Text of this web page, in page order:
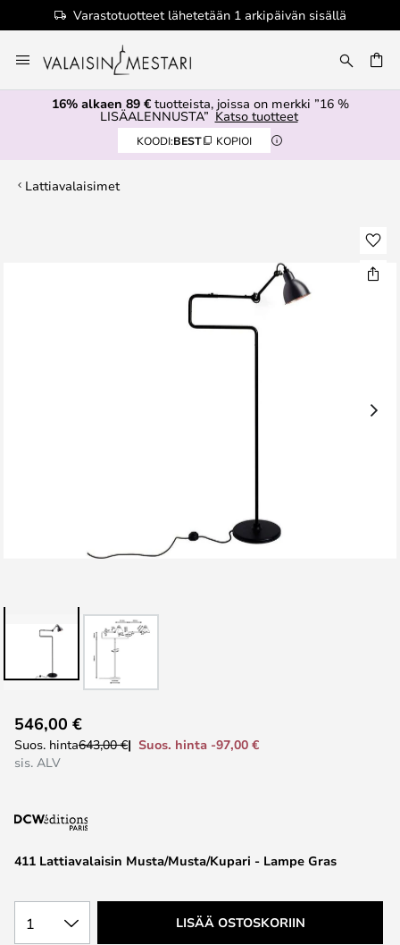
Varastotuotteet lähetetään 1 arkipäivän sisällä
to
Content
16% alkaen 89 €tuotteista, joissa on merkki ”16 %
LISÄALENNUSTA” Katso tuotteet
KOODI:BEST KOPIOI
Lattiavalaisimet
to
the
the
gallery
411 Lattiavalaisin Musta/Musta/Kupari - Lampe Gras
546,00 €
Suos. hinta643,00 €
Suos. hinta -97,00 €
sis. ALV
1 LISÄÄ OSTOSKORIIN